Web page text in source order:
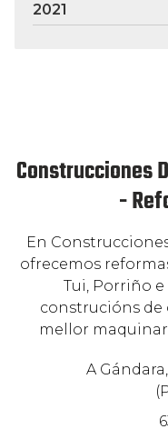
2021
Construcciones
-
En
ofrecemos
Tui, Porriño
construcións de
mellor
A